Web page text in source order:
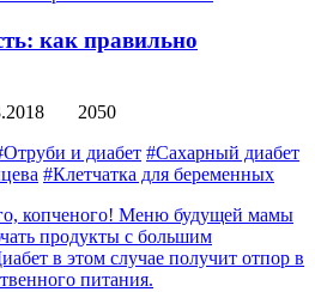
как правильно
2050
и диабет #Сахарный диабет
#Клетчатка для беременных
копченого! Меню будущей мамы
продукты с большим
в этом случае получит отпор в
питания.